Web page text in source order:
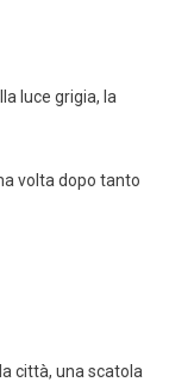
luce grigia, la
volta dopo tanto
città, una scatola